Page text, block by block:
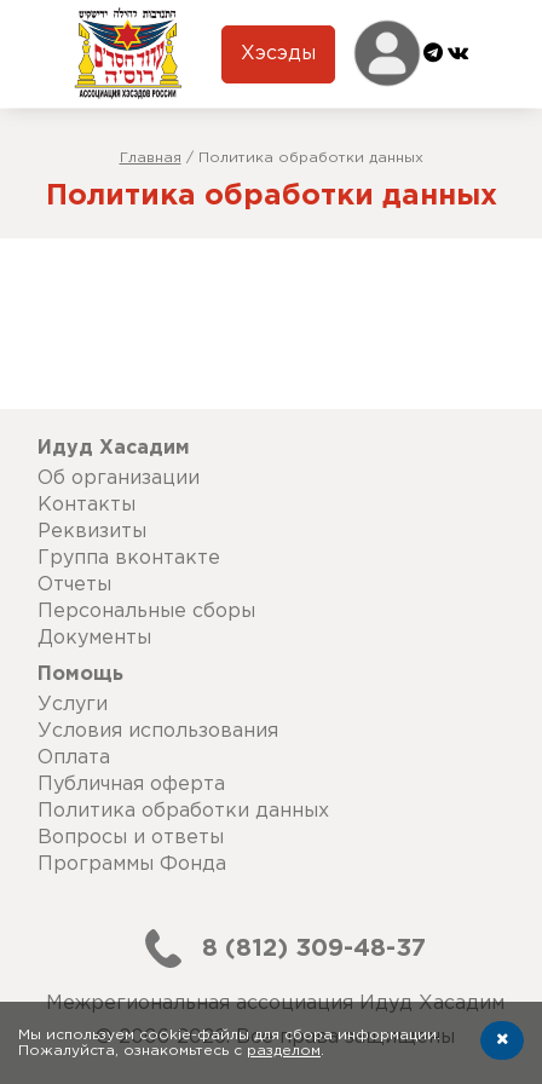
Хэсэды
Главная / Политика обработки данных
Политика обработки данных
Идуд Хасадим
Об организации
Контакты
Реквизиты
Группа вконтакте
Отчеты
Персональные сборы
Документы
Помощь
Услуги
Условия использования
Оплата
Публичная оферта
Политика обработки данных
Вопросы и ответы
Программы Фонда
Межрегиональная ассоциация Идуд Хасадим
© 2006-2026. Все права защищены
8 (812) 309-48-37
Мы используем cookie-файлы для сбора информации.
Пожалуйста, ознакомьтесь с разделом